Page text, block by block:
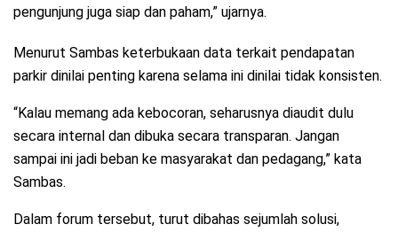
pengunjung juga siap dan paham,” ujarnya.
Menurut Sambas keterbukaan data terkait pendapatan
parkir dinilai penting karena selama ini dinilai tidak konsisten.
“Kalau memang ada kebocoran, seharusnya diaudit dulu
secara internal dan dibuka secara transparan. Jangan
sampai ini jadi beban ke masyarakat dan pedagang,” kata
Sambas.
Dalam forum tersebut, turut dibahas sejumlah solusi,